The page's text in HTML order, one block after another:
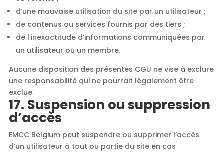
d’une mauvaise utilisation du site par un utilisateur ;
de contenus ou services fournis par des tiers ;
de l’inexactitude d’informations communiquées par
un utilisateur ou un membre.
Aucune disposition des présentes CGU ne vise à exclure
une responsabilité qui ne pourrait légalement être
exclue.
17. Suspension ou suppression
d’accès
EMCC Belgium peut suspendre ou supprimer l’accès
d’un utilisateur à tout ou partie du site en cas